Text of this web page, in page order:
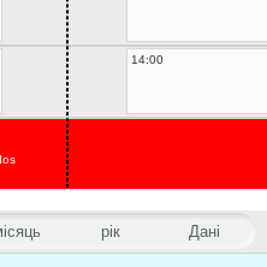
рік Дані
14:00